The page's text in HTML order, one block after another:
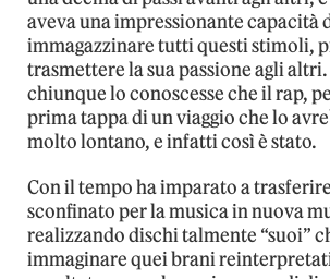
aveva una impressionante capacità
immagazzinare tutti questi stimoli,
trasmettere la sua passione agli
chiunque lo conoscesse che il rap,
prima tappa di un viaggio che lo
molto lontano, e infatti così è stato.
Con il tempo ha imparato a
sconfinato per la musica in nuova
realizzando dischi talmente “suoi”
immaginare quei brani